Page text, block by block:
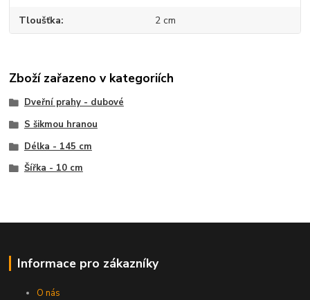
Tloušťka 2 cm
Zboží zařazeno v kategoriích
Dveřní prahy - dubové
S šikmou hranou
Délka - 145 cm
Šířka - 10 cm
Informace pro zákazníky
O nás